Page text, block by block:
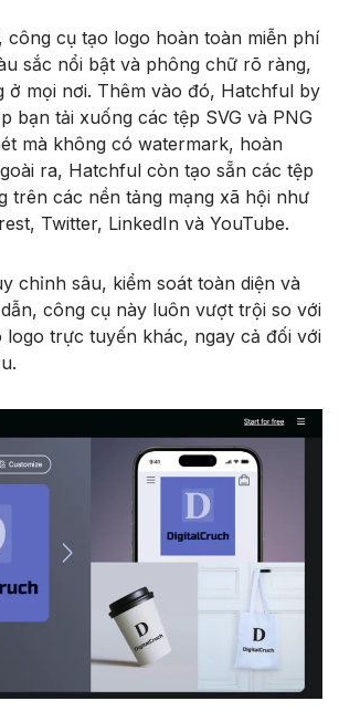
công cụ tạo logo hoàn toàn miễn phí
sắc nổi bật và phông chữ rõ ràng,
ở mọi nơi. Thêm vào đó, Hatchful by
bạn tải xuống các tệp SVG và PNG
mà không có watermark, hoàn
ra, Hatchful còn tạo sẵn các tệp
trên các nền tảng mạng xã hội như
Twitter, LinkedIn và YouTube.
chỉnh sâu, kiểm soát toàn diện và
công cụ này luôn vượt trội so với
logo trực tuyến khác, ngay cả đối với